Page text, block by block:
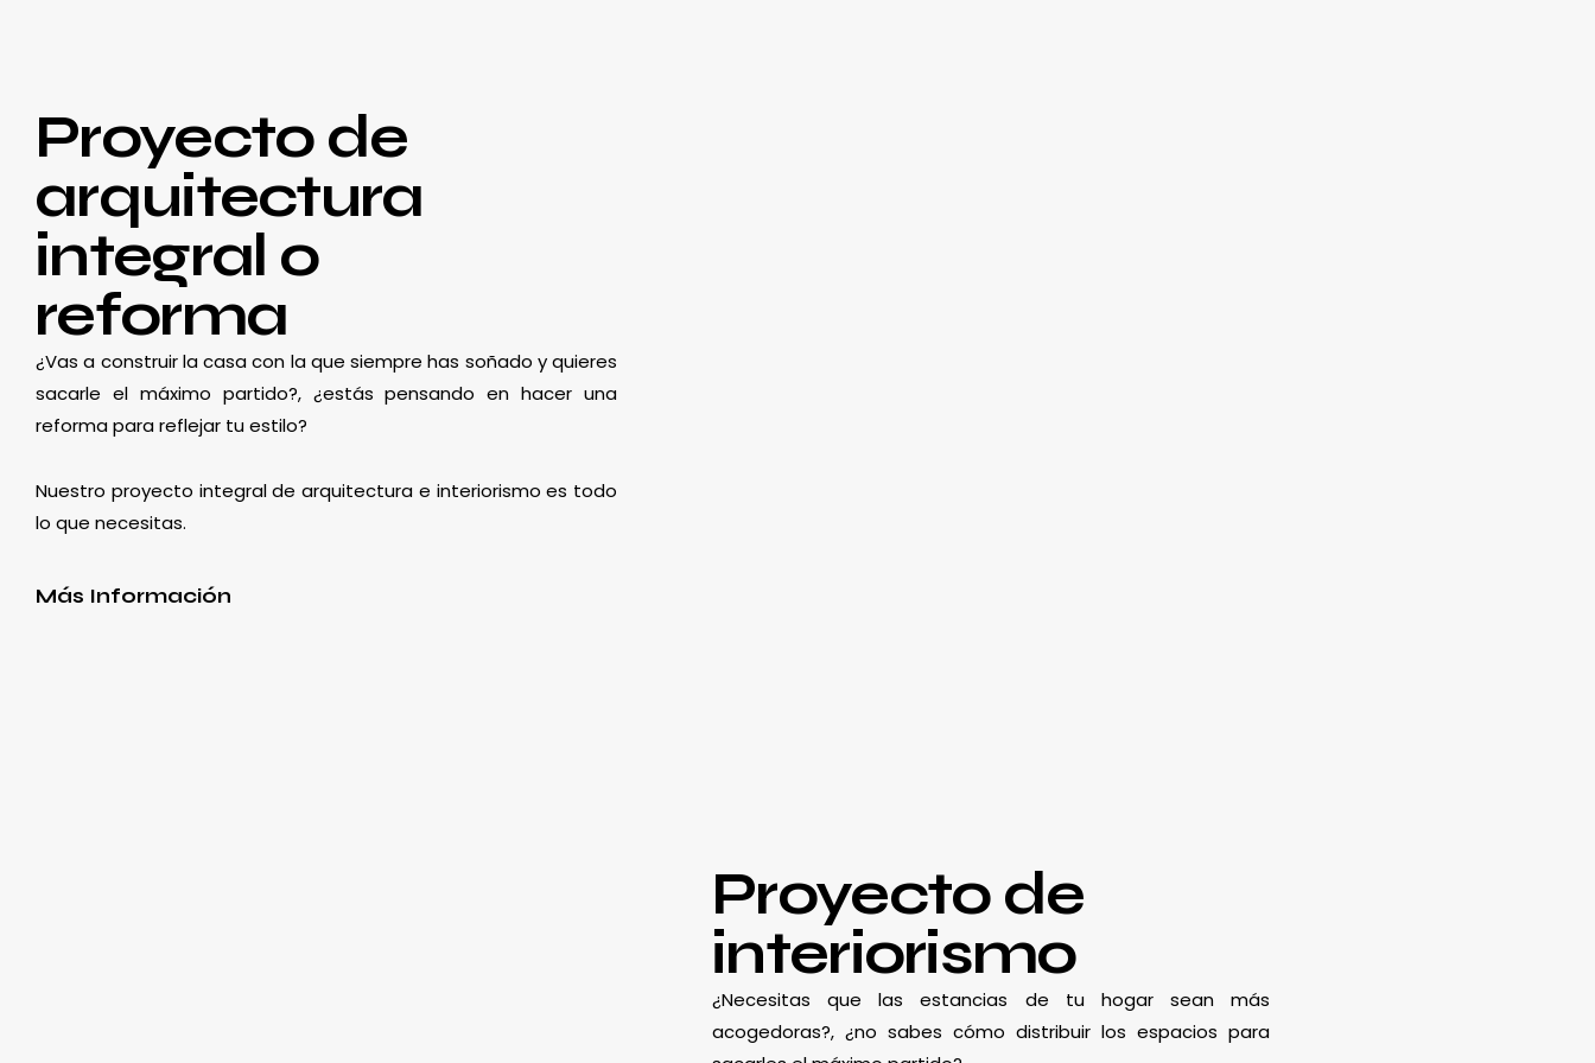
Proyecto de
arquitectura
integral o
reforma
¿Vas a construir la casa con la que siempre has soñado y quieres
sacarle el máximo partido?, ¿estás pensando en hacer una
reforma para reflejar tu estilo?
Nuestro proyecto integral de arquitectura e interiorismo es todo
lo que necesitas.
Más Información
Proyecto de
interiorismo
¿Necesitas que las estancias de tu hogar sean más
acogedoras?, ¿no sabes cómo distribuir los espacios para